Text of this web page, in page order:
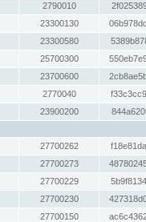
2790010
23300130
23300580
25700300
23700600
2770040
23900200
27700262
27700273
27700229
27700230
27700150